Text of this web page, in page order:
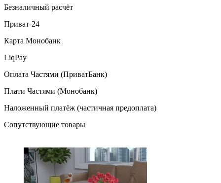
Безналичный расчёт
Приват-24
Карта Монобанк
LiqPay
Оплата Частями (ПриватБанк)
Плати Частями (Монобанк)
Наложенный платёж (частичная предоплата)
Сопутствующие товары